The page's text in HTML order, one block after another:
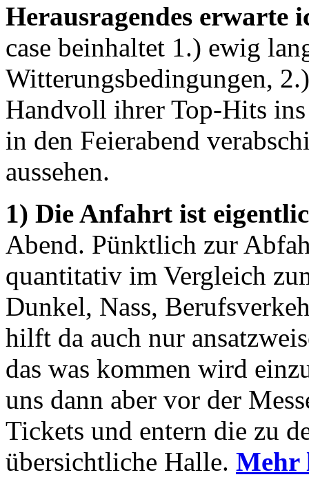
Herausragendes erwarte
case beinhaltet 1.) ewig
Witterungsbedingungen,
Handvoll ihrer Top-Hits
in den Feierabend
aussehen.
1) Die Anfahrt ist
Abend. Pünktlich zur
quantitativ im Vergleich
Dunkel, Nass,
hilft da auch nur
das was kommen wird
uns dann aber vor der
Tickets und entern die zu
übersichtliche Halle. Mehr